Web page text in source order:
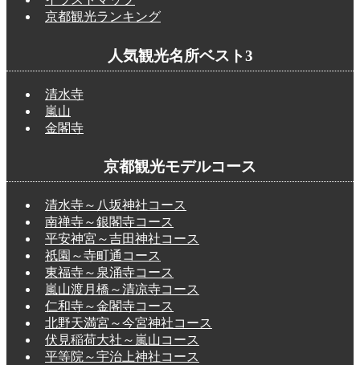
京都観光ランキング
人気観光名所ベスト3
清水寺
嵐山
金閣寺
京都観光モデルコース
清水寺～八坂神社コース
南禅寺～銀閣寺コース
平安神宮～吉田神社コース
祇園～寺町通コース
東福寺～泉涌寺コース
嵐山渡月橋～清凉寺コース
仁和寺～金閣寺コース
北野天満宮～今宮神社コース
伏見稲荷大社～嵐山コース
平等院～宇治上神社コース